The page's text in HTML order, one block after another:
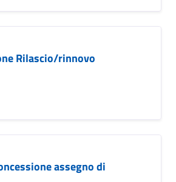
Rilascio/rinnovo
assegno di